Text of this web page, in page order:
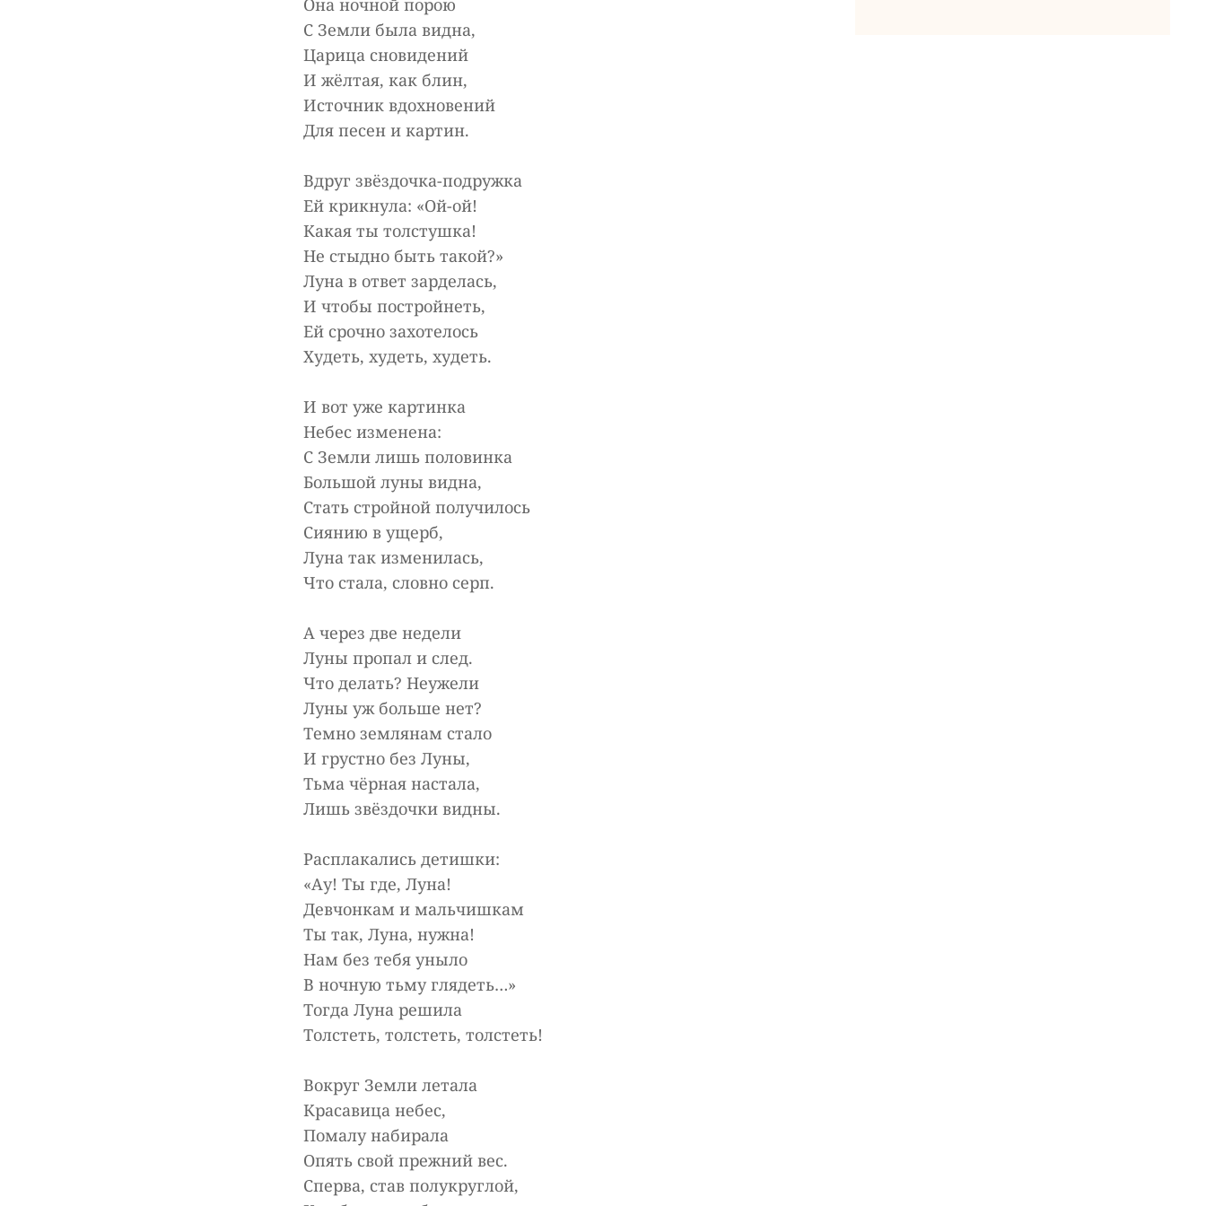
Она ночной порою
С Земли была видна,
Царица сновидений
И жёлтая, как блин,
Источник вдохновений
Для песен и картин.
Вдруг звёздочка-подружка
Ей крикнула: «Ой-ой!
Какая ты толстушка!
Не стыдно быть такой?»
Луна в ответ зарделась,
И чтобы постройнеть,
Ей срочно захотелось
Худеть, худеть, худеть.
И вот уже картинка
Небес изменена:
С Земли лишь половинка
Большой луны видна,
Стать стройной получилось
Сиянию в ущерб,
Луна так изменилась,
Что стала, словно серп.
А через две недели
Луны пропал и след.
Что делать? Неужели
Луны уж больше нет?
Темно землянам стало
И грустно без Луны,
Тьма чёрная настала,
Лишь звёздочки видны.
Расплакались детишки:
«Ау! Ты где, Луна!
Девчонкам и мальчишкам
Ты так, Луна, нужна!
Нам без тебя уныло
В ночную тьму глядеть…»
Тогда Луна решила
Толстеть, толстеть, толстеть!
Вокруг Земли летала
Красавица небес,
Помалу набирала
Опять свой прежний вес.
Сперва, став полукруглой,